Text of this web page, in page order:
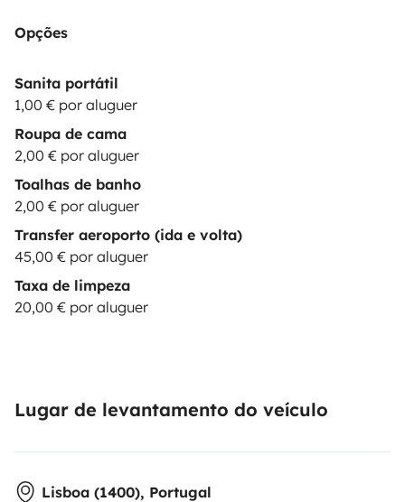
Opções
Sanita portátil
1,00 € por aluguer
Roupa de cama
2,00 € por aluguer
Toalhas de banho
2,00 € por aluguer
Transfer aeroporto (ida e volta)
45,00 € por aluguer
Taxa de limpeza
20,00 € por aluguer
Lugar de levantamento do veículo
Lisboa (1400), Portugal